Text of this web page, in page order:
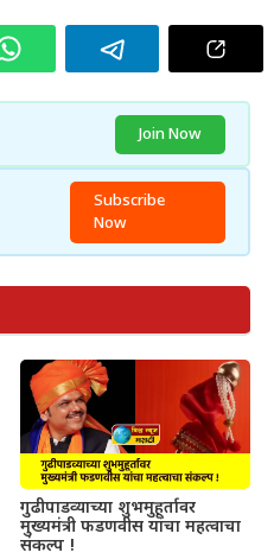
Join Now
Subscribe
Now
गुढीपाडव्याच्या शुभमुहूर्तावर
मुख्यमंत्री फडणवीस यांचा महत्वाचा
संकल्प !